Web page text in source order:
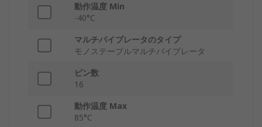
動作温度 Min
-40°C
マルチバイブレータのタイプ
モノステーブルマルチバイブレータ
ピン数
16
動作温度 Max
85°C